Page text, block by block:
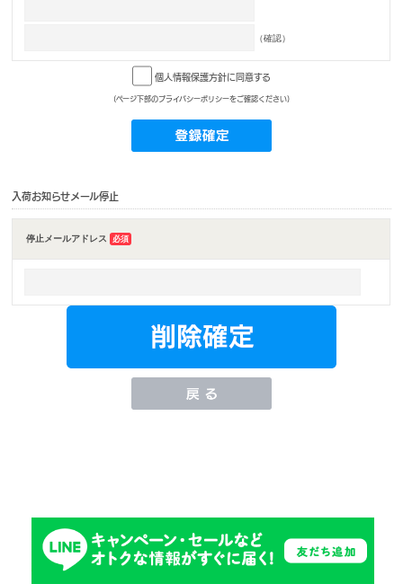
（確認）
個人情報保護方針に同意する
(ページ下部のプライバシーポリシーをご確認ください)
入荷お知らせメール停止
停止メールアドレス 必須